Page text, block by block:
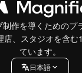
作を導くためのプ
店、スタジオを含む
ています。
日本語